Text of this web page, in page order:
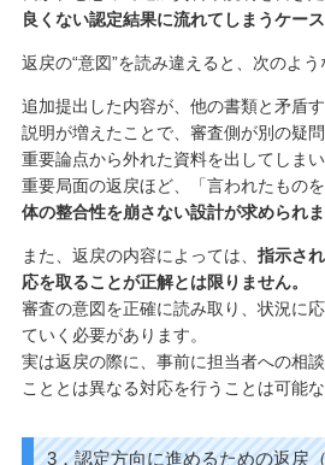
良くない認定結果に流れてしまうケース
返戻の“意図”を読み違えると、次のよう
追加提出した内容が、他の書類と矛盾
説明が増えたことで、審査側が別の疑
重要論点から外れた資料を出してしま
重要局面の返戻ほど、「言われたもの
体の整合性を崩さない設計が求められま
また、返戻の内容によっては、 指示さ
応を取ることが正解とは限りません。
審査の意図を正確に読み取り、状況に
ていく必要があります。
実は返戻の際に、事前に担当者への相
こととは異なる対応を行うことは可能な
3．認定方向に進めるための返戻